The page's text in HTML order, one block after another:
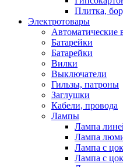
Плитка,
Электротовары
Автоматические
Батарейки
Батарейки
Вилки
Выключатели
Гильзы, патроны
Заглушки
Кабели, провода
Лампы
Лампа
Лампа
Лампа с
Лампа с